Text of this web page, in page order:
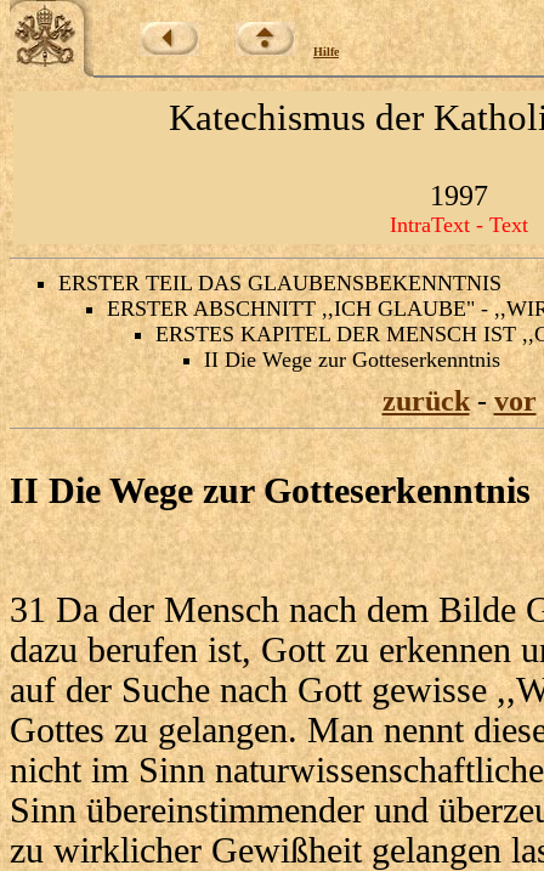
Hilfe
Katechismus der
1997
IntraText - Text
ERSTER TEIL DAS GLAUBENSBEKENNTNIS
ERSTER ABSCHNITT ,,ICH GLAUBE" -
ERSTES KAPITEL DER MENSCH IST
II Die Wege zur Gotteserkenntnis
zurück-vor
II Die Wege zur Gotteserkenntnis
31 Da der Mensch nach dem Bilde
dazu berufen ist, Gott zu erkennen
auf der Suche nach Gott gewisse
Gottes zu gelangen. Man nennt
nicht im Sinn
Sinn übereinstimmender und
zu wirklicher Gewißheit gelangen